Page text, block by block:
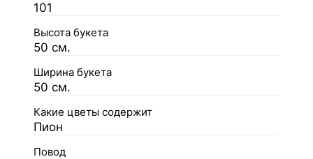
101
Высота букета
50 см.
Ширина букета
50 см.
Какие цветы содержит
Пион
Повод